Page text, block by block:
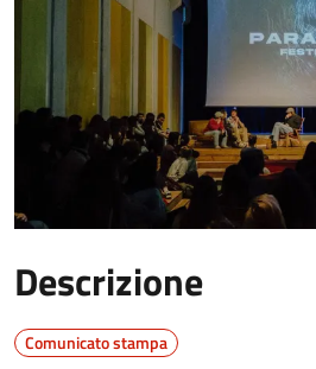
Descrizione
Comunicato stampa